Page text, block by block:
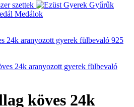
szettek
Medálok
24k aranyozott gyerek fülbevaló 925
köves 24k